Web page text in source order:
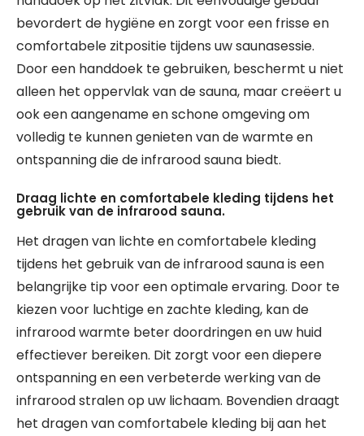
bevordert de hygiëne en zorgt voor een frisse en
comfortabele zitpositie tijdens uw saunasessie.
Door een handdoek te gebruiken, beschermt u niet
alleen het oppervlak van de sauna, maar creëert u
ook een aangename en schone omgeving om
volledig te kunnen genieten van de warmte en
ontspanning die de infrarood sauna biedt.
Draag lichte en comfortabele kleding tijdens het
gebruik van de infrarood sauna.
Het dragen van lichte en comfortabele kleding
tijdens het gebruik van de infrarood sauna is een
belangrijke tip voor een optimale ervaring. Door te
kiezen voor luchtige en zachte kleding, kan de
infrarood warmte beter doordringen en uw huid
effectiever bereiken. Dit zorgt voor een diepere
ontspanning en een verbeterde werking van de
infrarood stralen op uw lichaam. Bovendien draagt
het dragen van comfortabele kleding bij aan het